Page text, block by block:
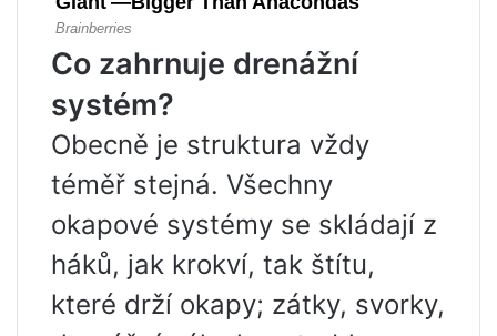
Co zahrnuje drenážní
systém?
Obecně je struktura vždy
téměř stejná. Všechny
okapové systémy se skládají z
háků, jak krokví, tak štítu,
které drží okapy; zátky, svorky,